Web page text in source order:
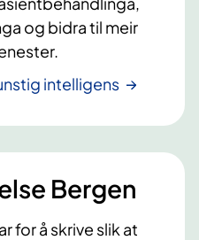
og bidra til meir
intelligens
Bergen
for å skrive slik at